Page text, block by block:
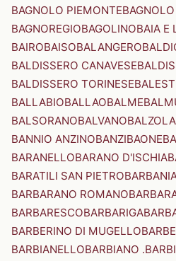
BAGNOLO PIEMONTE
BAGNOREGIOBAGOLINOBAIA E
BAIROBAISOBALANGERO
BALDISSERO CANAVESE
BALDISSERO TORINESE
BALLABIOBALLAOBALME
BALSORANOBALVANOBALZOLA
BANNIO ANZINOBANZIBAONE
BARANELLOBARANO D'ISCHIA
BARATILI SAN PIETRO
BARBARANO ROMANO
BARBARESCOBARBARIGA
BARBERINO DI MUGELLO
BARBIANELLOBARBIANO